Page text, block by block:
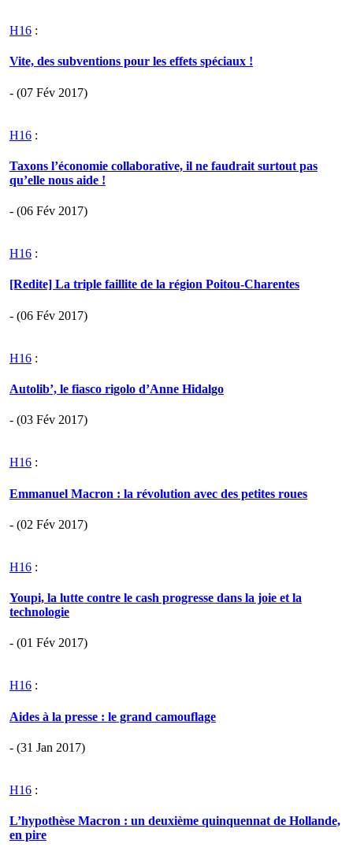
H16 :
Vite, des subventions pour les effets spéciaux !
- (07 Fév 2017)
H16 :
Taxons l’économie collaborative, il ne faudrait surtout pas
qu’elle nous aide !
- (06 Fév 2017)
H16 :
[Redite] La triple faillite de la région Poitou-Charentes
- (06 Fév 2017)
H16 :
Autolib’, le fiasco rigolo d’Anne Hidalgo
- (03 Fév 2017)
H16 :
Emmanuel Macron : la révolution avec des petites roues
- (02 Fév 2017)
H16 :
Youpi, la lutte contre le cash progresse dans la joie et la
technologie
- (01 Fév 2017)
H16 :
Aides à la presse : le grand camouflage
- (31 Jan 2017)
H16 :
L’hypothèse Macron : un deuxième quinquennat de Hollande,
en pire